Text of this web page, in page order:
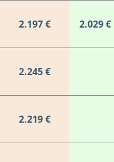
2.197 € 2.029 €
2.245 €
2.219 €